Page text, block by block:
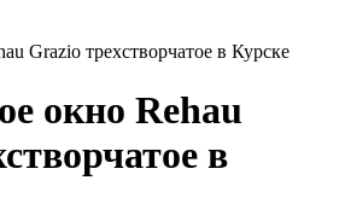
Grazio трехстворчатое в Курске
окно Rehau
в